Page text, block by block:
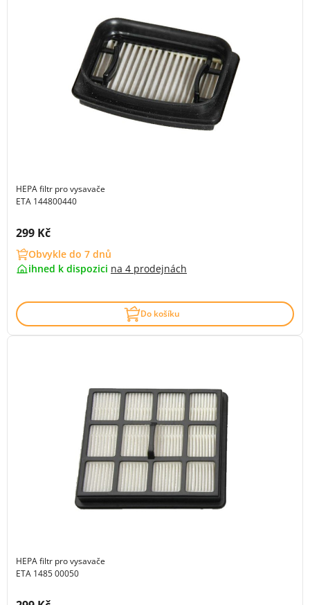
HEPA filtr pro vysavače
ETA 144800440
Cena s DPH:
299 Kč
Obvykle do 7 dnů
ihned k dispozici na 4 prodejnách
Do košíku
HEPA filtr pro vysavače
ETA 1485 00050